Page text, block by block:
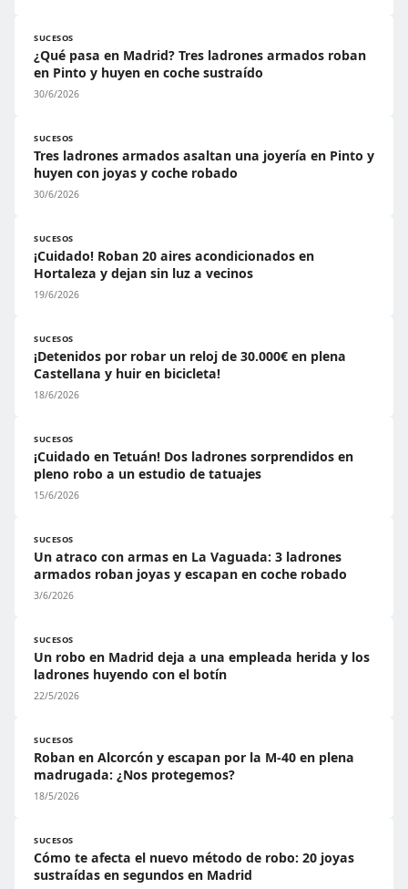
SUCESOS
¿Qué pasa en Madrid? Tres ladrones armados roban
en Pinto y huyen en coche sustraído
30/6/2026
SUCESOS
Tres ladrones armados asaltan una joyería en Pinto y
huyen con joyas y coche robado
30/6/2026
SUCESOS
¡Cuidado! Roban 20 aires acondicionados en
Hortaleza y dejan sin luz a vecinos
19/6/2026
SUCESOS
¡Detenidos por robar un reloj de 30.000€ en plena
Castellana y huir en bicicleta!
18/6/2026
SUCESOS
¡Cuidado en Tetuán! Dos ladrones sorprendidos en
pleno robo a un estudio de tatuajes
15/6/2026
SUCESOS
Un atraco con armas en La Vaguada: 3 ladrones
armados roban joyas y escapan en coche robado
3/6/2026
SUCESOS
Un robo en Madrid deja a una empleada herida y los
ladrones huyendo con el botín
22/5/2026
SUCESOS
Roban en Alcorcón y escapan por la M-40 en plena
madrugada: ¿Nos protegemos?
18/5/2026
SUCESOS
Cómo te afecta el nuevo método de robo: 20 joyas
sustraídas en segundos en Madrid